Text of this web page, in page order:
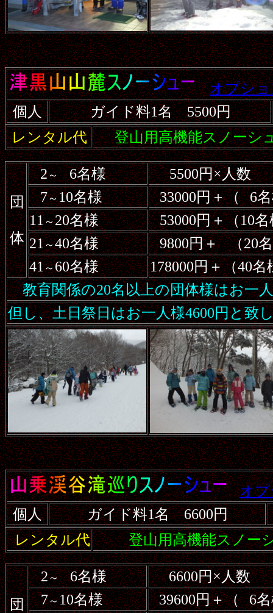
オプシ
個人
ガイド料1名 5500円
レンタル代
登山用高機能スノーシ
団
体
2～6名様
5500円×人数
7～10名様 33000円＋（
6
11～20名様
53000円＋（10
21～40名様 9800円＋
（20
41～60名様
178000円＋（40
教育関係の20名以上の団体様はお一
但し、土日祭日はお一人様4600円と致
オ
個人
ガイド料1名 6600円
レンタル代
登山用高機能スノー
団
2～6名様
6600円×人数
7～10名様 39600円＋（
6